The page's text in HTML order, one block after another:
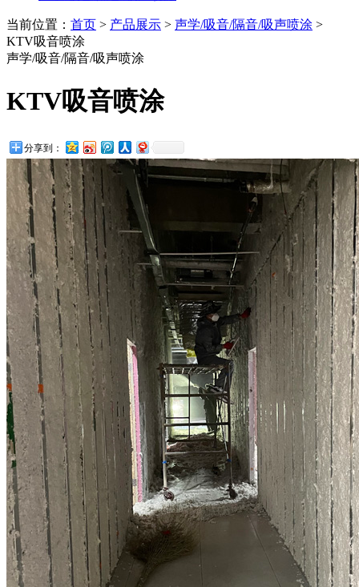
当前位置： 首页 > 产品展示 > 声学/吸音/隔音/吸声喷涂 >
KTV吸音喷涂
声学/吸音/隔音/吸声喷涂
KTV吸音喷涂
分享到：